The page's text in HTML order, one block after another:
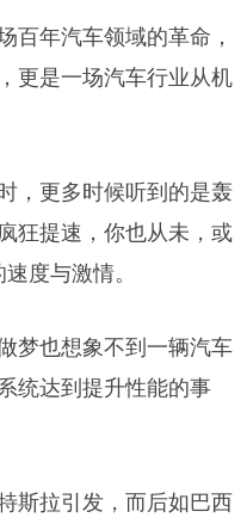
百年汽车领域的革命，
更是一场汽车行业从机
，更多时候听到的是轰
狂提速，你也从未，或
度与激情。
梦也想象不到一辆汽车
统达到提升性能的事
斯拉引发，而后如巴西